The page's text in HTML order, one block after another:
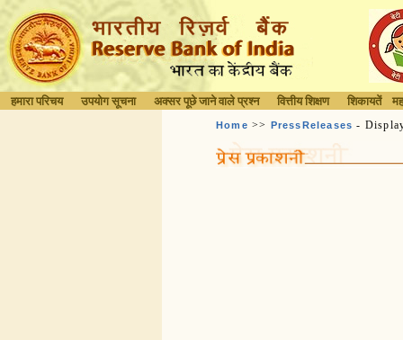
हमारा परिचय उपयोग सूचना अक्सर पूछे जाने वाले प्रश्न वित्तीय शिक्षण शिकायतें
Home >> PressReleases -